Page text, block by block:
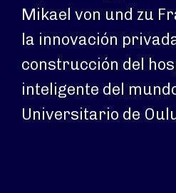
Mikael von und zu
la innovación
construcción del
inteligente del
Universitario de Oulu